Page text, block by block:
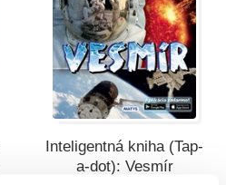
Inteligentná kniha (Tap-
a-dot): Vesmír